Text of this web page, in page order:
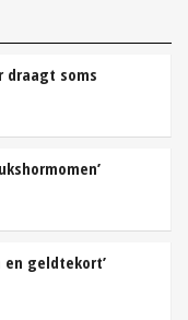
draagt soms
en geldtekort’